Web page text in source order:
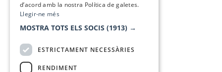
d’acord amb la nostra Política de galetes.
Llegir-ne més
MOSTRA TOTS ELS SOCIS (1913) →
ESTRICTAMENT NECESSÀRIES
RENDIMENT